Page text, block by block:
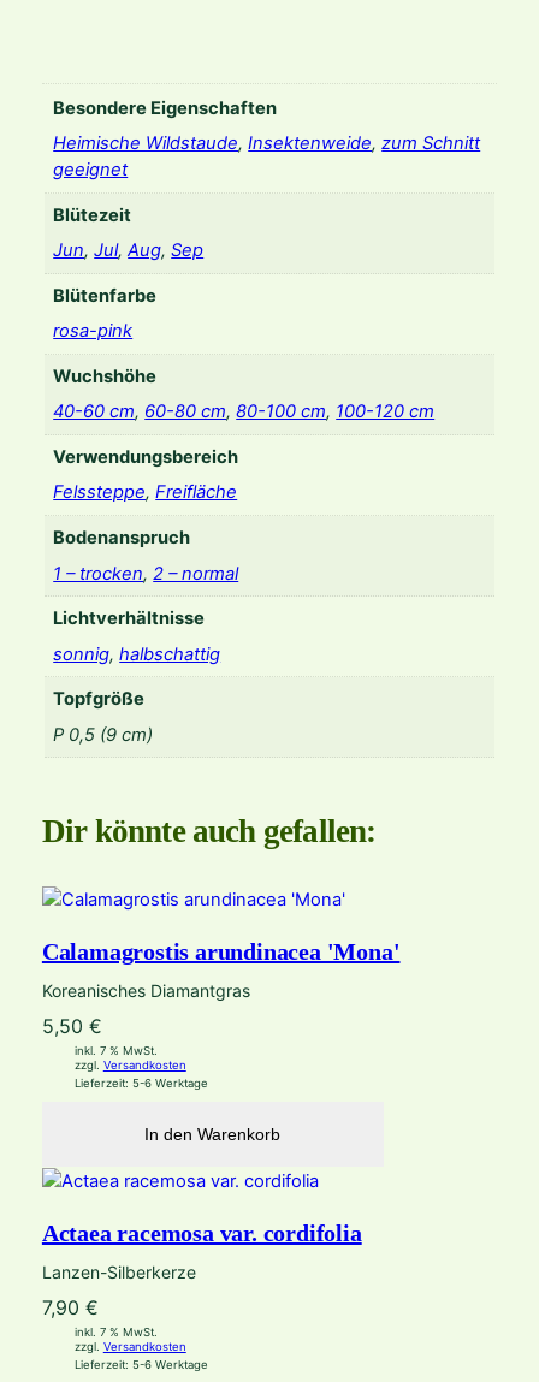
Besondere Eigenschaften
Heimische Wildstaude,Insektenweide,zum Schnitt
geeignet
Blütezeit
Jun,Jul,Aug,Sep
Blütenfarbe
rosa-pink
Wuchshöhe
40-60 cm, 60-80 cm,80-100 cm, 100-120 cm
Verwendungsbereich
Felssteppe,Freifläche
Bodenanspruch
1 – trocken, 2 – normal
Lichtverhältnisse
sonnig,halbschattig
Topfgröße
P 0,5 (9 cm)
Dir könnte auch gefallen:
Calamagrostis arundinacea 'Mona'
Koreanisches Diamantgras
5,50 €
inkl. 7 % MwSt.
zzgl. Versandkosten
Lieferzeit: 5-6 Werktage
In den Warenkorb
Actaea racemosa var. cordifolia
Lanzen-Silberkerze
7,90 €
inkl. 7 % MwSt.
zzgl. Versandkosten
Lieferzeit: 5-6 Werktage